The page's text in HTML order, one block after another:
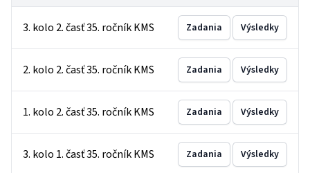
3. kolo 2. časť 35. ročník KMS Zadania Výsledky
2. kolo 2. časť 35. ročník KMS Zadania Výsledky
1. kolo 2. časť 35. ročník KMS Zadania Výsledky
3. kolo 1. časť 35. ročník KMS Zadania Výsledky